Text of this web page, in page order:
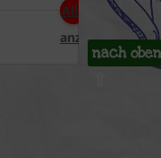
Alle
anzeigen
nach oben